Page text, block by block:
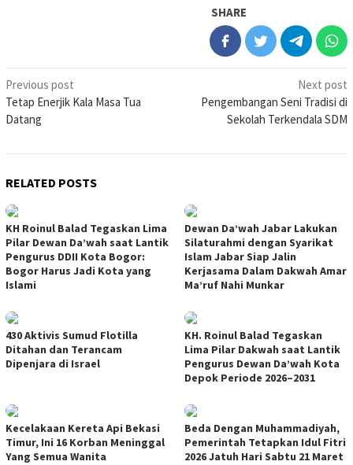
SHARE
Post
navigation
Previous post
Tetap Enerjik Kala Masa Tua
Datang
Next post
Pengembangan Seni Tradisi di
Sekolah Terkendala SDM
RELATED POSTS
KH Roinul Balad Tegaskan Lima
Pilar Dewan Da’wah saat Lantik
Pengurus DDII Kota Bogor:
Bogor Harus Jadi Kota yang
Islami
Dewan Da’wah Jabar Lakukan
Silaturahmi dengan Syarikat
Islam Jabar Siap Jalin
Kerjasama Dalam Dakwah Amar
Ma’ruf Nahi Munkar
430 Aktivis Sumud Flotilla
Ditahan dan Terancam
Dipenjara di Israel
KH. Roinul Balad Tegaskan
Lima Pilar Dakwah saat Lantik
Pengurus Dewan Da’wah Kota
Depok Periode 2026–2031
Kecelakaan Kereta Api Bekasi
Timur, Ini 16 Korban Meninggal
Yang Semua Wanita
Beda Dengan Muhammadiyah,
Pemerintah Tetapkan Idul Fitri
2026 Jatuh Hari Sabtu 21 Maret